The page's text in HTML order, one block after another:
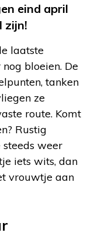
eind april
zijn!
laatste
bloeien. De
tanken
ze
route. Komt
Rustig
steeds weer
iets wits, dan
vrouwtje aan